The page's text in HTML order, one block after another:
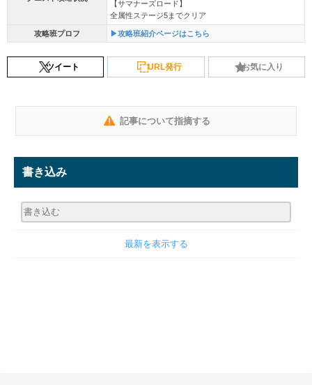
【サマナーズロード】
全属性ステージ5までクリア
攻略班プロフ ▶攻略班紹介ページはこちら
ツイート URL発行 お気に入り
記事について指摘する
書き込み
最新を表示する